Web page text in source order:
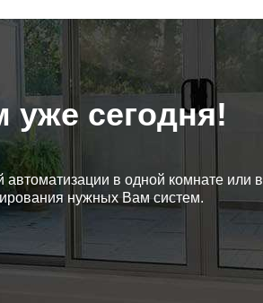
сегодня!
в одной комнате или в
нужных Вам систем.